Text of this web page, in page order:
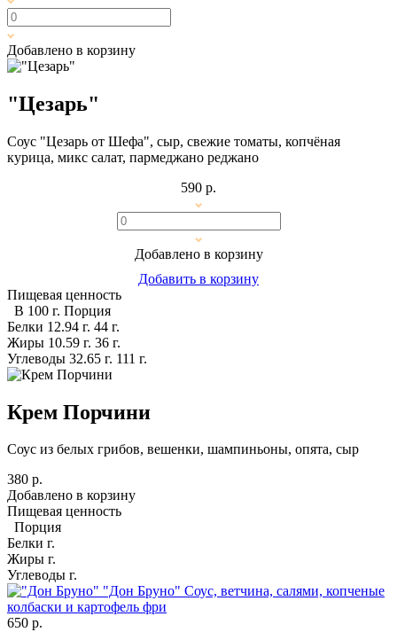
Добавлено в корзину
"Цезарь"
Соус "Цезарь от Шефа", сыр, свежие томаты, копчёная
курица, микс салат, пармеджано реджано
590 р.
Добавлено в корзину
Добавить в корзину
Пищевая ценность
В 100 г. Порция
Белки 12.94 г. 44 г.
Жиры 10.59 г. 36 г.
Углеводы 32.65 г. 111 г.
Крем Порчини
Соус из белых грибов, вешенки, шампиньоны, опята, сыр
380 р.
Добавлено в корзину
Пищевая ценность
Порция
Белки г.
Жиры г.
Углеводы г.
"Дон Бруно" Соус, ветчина, салями, копченые
колбаски и картофель фри
650 р.